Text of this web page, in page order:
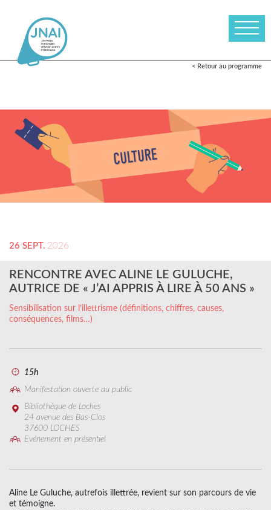
< Retour au programme
26 SEPT. 2026
RENCONTRE AVEC ALINE LE GULUCHE,
AUTRICE DE « J’AI APPRIS À LIRE À 50 ANS »
Sensibilisation sur l’illettrisme (définitions, chiffres, causes,
conséquences, films…)
15h
Manifestation ouverte au public
Bibliothèque de Loches
24 avenue des Bas-Clos
37600 LOCHES
Evénement en présentiel
Aline Le Guluche, autrefois illettrée, revient sur son parcours de vie
et témoigne.